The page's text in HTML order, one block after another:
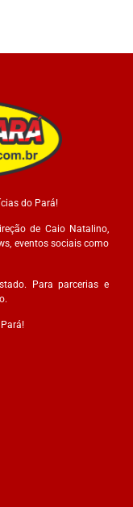
do Pará!
de Caio Natalino,
eventos sociais como
Para parcerias e